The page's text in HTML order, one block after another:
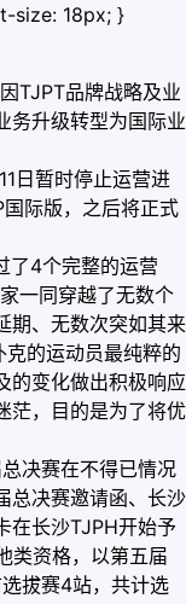
size: 18px; }
TJPT品牌战略及业
务升级转型为国际业
日暂时停止运营进
际版，之后将正式
了4个完整的运营
一同穿越了无数个
期、无数次突如其来
克的运动员最纯粹的
的变化做出积极响应
茫，目的是为了将优
决赛在不得已情况
总决赛邀请函、长沙
在长沙TJPH开始予
类资格，以第五届
拔赛4站，共计选